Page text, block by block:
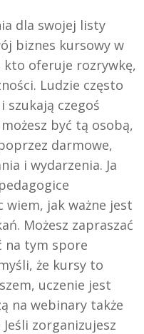
dla swojej listy
biznes kursowy w
kto oferuje rozrywkę,
Ludzie często
szukają czegoś
być tą osobą,
darmowe,
i wydarzenia. Ja
jak ważne jest
Możesz zapraszać
na tym spore
że kursy to
uczenie jest
na webinary także
zorganizujesz